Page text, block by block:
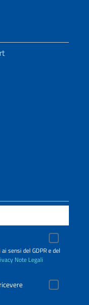
sensi del GDPR e del
Note Legali